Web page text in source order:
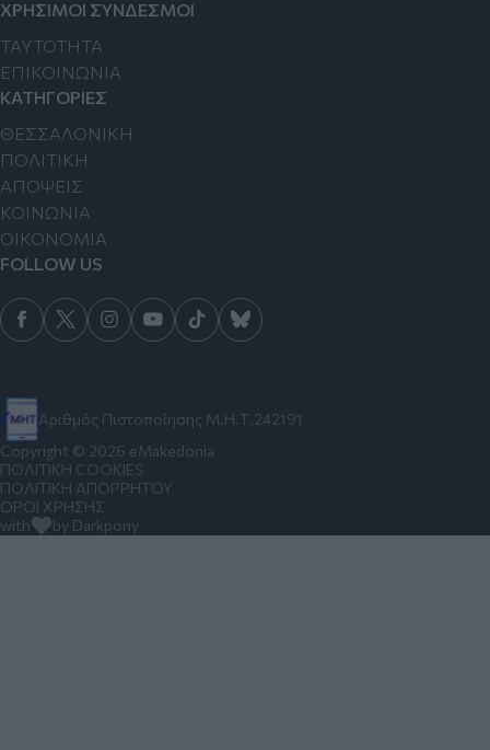
Αριθμός Πιστοποίησης Μ.Η.Τ.242191
ΧΡΗΣΙΜΟΙ ΣΥΝΔΕΣΜΟΙ
TAYTOTHTA
ΕΠΙΚΟΙΝΩΝΙΑ
ΚΑΤΗΓΟΡΙΕΣ
ΘΕΣΣΑΛΟΝΙΚΗ
ΠΟΛΙΤΙΚΗ
ΑΠΟΨΕΙΣ
ΚΟΙΝΩΝΙΑ
ΟΙΚΟΝΟΜΙΑ
FOLLOW US
Copyright © 2026 eMakedonia
ΠΟΛΙΤΙΚΗ COOKIES
ΠΟΛΙΤΙΚΗ ΑΠΟΡΡΗΤΟΥ
ΟΡΟΙ ΧΡΗΣΗΣ
with
by Darkpony